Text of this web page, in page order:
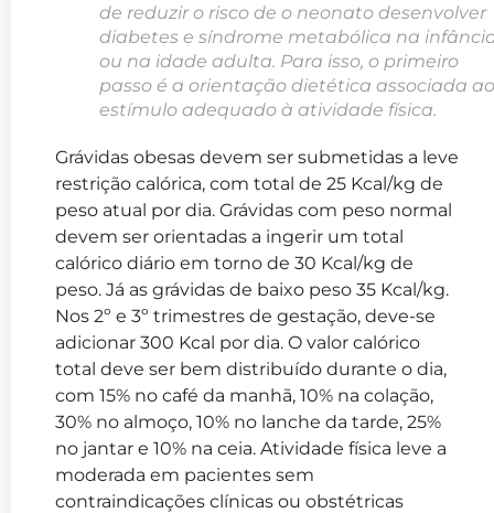
de reduzir o risco de o neonato desenvolver
diabetes e síndrome metabólica na
ou na idade adulta. Para isso, o primeiro
passo é a orientação dietética associada ao
estímulo adequado à atividade física.
Grávidas obesas devem ser submetidas a leve
restrição calórica, com total de 25 Kcal/kg de
peso atual por dia. Grávidas com peso normal
devem ser orientadas a ingerir um total
calórico diário em torno de 30 Kcal/kg de
peso. Já as grávidas de baixo peso 35 Kcal/kg.
Nos 2º e 3º trimestres de gestação, deve-se
adicionar 300 Kcal por dia. O valor calórico
total deve ser bem distribuído durante o dia,
com 15% no café da manhã, 10% na colação,
30% no almoço, 10% no lanche da tarde, 25%
no jantar e 10% na ceia. Atividade física leve a
moderada em pacientes sem
contraindicações clínicas ou obstétricas